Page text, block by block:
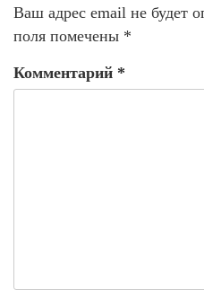
Ваш адрес email не будет
поля помечены *
Комментарий *